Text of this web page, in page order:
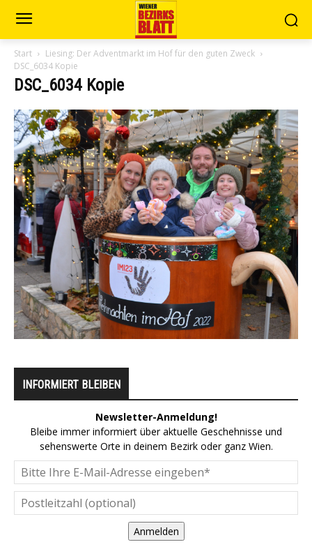
Start
Liesing: Der Adventmarkt im Hof für den guten Zweck
DSC_6034 Kopie
DSC_6034 Kopie
INFORMIERT BLEIBEN
Newsletter-Anmeldung!
Bleibe immer informiert über aktuelle Geschehnisse und
sehenswerte Orte in deinem Bezirk oder ganz Wien.
Anmelden